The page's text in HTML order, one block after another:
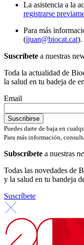
La asistencia a la
registrarse
Para más
(jjuan@biocat.cat).
Suscríbete a nuestras
Toda la actualidad de
la salud en tu badeja de
Email
Puedes darte de baja en
Para más información,
Subscríbete a nuestras
Todas las novedades de
y la salud en tu bandeja
Suscríbete